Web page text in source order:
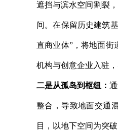
遮挡与滨水空间割裂
间。在保留历史建筑
直商业体”，将地面街
机构与创意企业入驻
二是从孤岛到枢纽：
整合，导致地面交通
目，以地下空间为突